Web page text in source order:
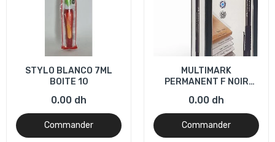
STYLO BLANCO 7ML
BOITE 10
0.00 dh
Commander
MULTIMARK
PERMANENT F NOIR
0.00 dh
Commander